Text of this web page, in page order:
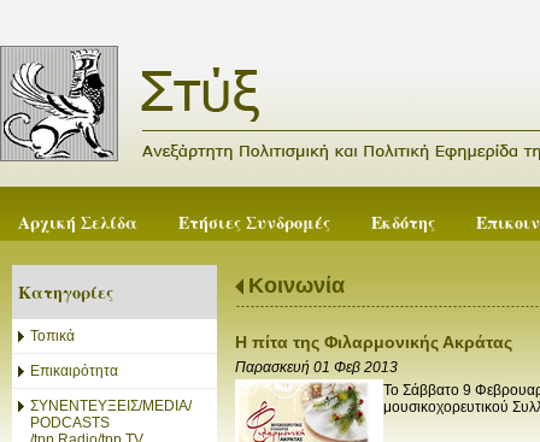
Αρχική Σελίδα Ετήσιες Συνδρομές Εκδότης
Κατηγορίες
Τοπικά
Επικαιρότητα
ΣΥΝΕΝΤΕΥΞΕΙΣ/MEDIA/
PODCASTS
Κοινωνία
Η πίτα της Φιλαρμονικής Ακράτας
Παρασκευή 01 Φεβ 2013
Το Σάββατο 9
μουσικοχορευτικού